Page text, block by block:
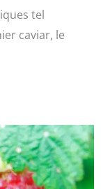
tel
caviar, le